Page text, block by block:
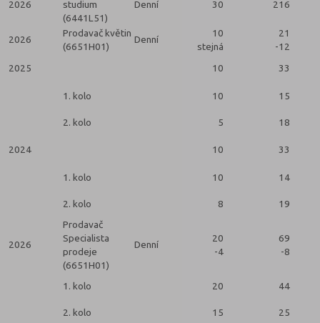
2026
studium
(6441L51)
Denní 30 216
2026
Prodavač květin
(6651H01)
Denní
10
stejná
21
-12
2025
10 33
1. kolo
10 15
2. kolo 5 18
2024 10 33
1. kolo
10 14
2. kolo 8 19
2026
Prodavač
Specialista
prodeje
(6651H01)
Denní
20
-4
69
-8
1. kolo 20 44
2. kolo 15 25